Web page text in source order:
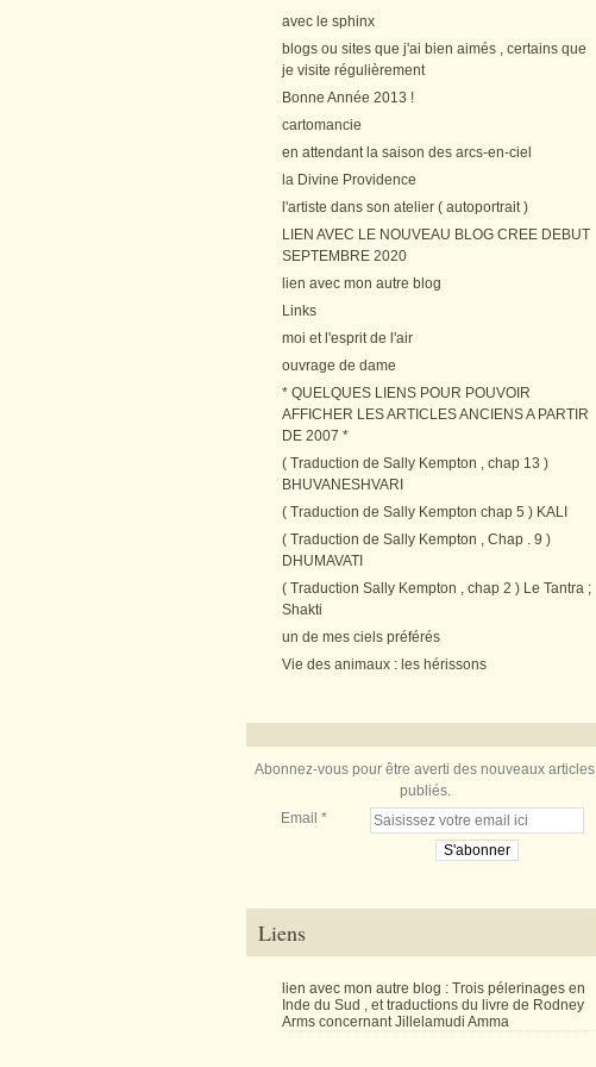
avec le sphinx
blogs ou sites que j'ai bien aimés , certains que
je visite régulièrement
Bonne Année 2013 !
cartomancie
en attendant la saison des arcs-en-ciel
la Divine Providence
l'artiste dans son atelier ( autoportrait )
LIEN AVEC LE NOUVEAU BLOG CREE DEBUT
SEPTEMBRE 2020
lien avec mon autre blog
Links
moi et l'esprit de l'air
ouvrage de dame
* QUELQUES LIENS POUR POUVOIR
AFFICHER LES ARTICLES ANCIENS A PARTIR
DE 2007 *
( Traduction de Sally Kempton , chap 13 )
BHUVANESHVARI
( Traduction de Sally Kempton chap 5 ) KALI
( Traduction de Sally Kempton , Chap . 9 )
DHUMAVATI
( Traduction Sally Kempton , chap 2 ) Le Tantra ;
Shakti
un de mes ciels préférés
Vie des animaux : les hérissons
Abonnez-vous pour être averti des nouveaux articles
publiés.
Email
Liens
lien avec mon autre blog : Trois pélerinages en
Inde du Sud , et traductions du livre de Rodney
Arms concernant Jillelamudi Amma